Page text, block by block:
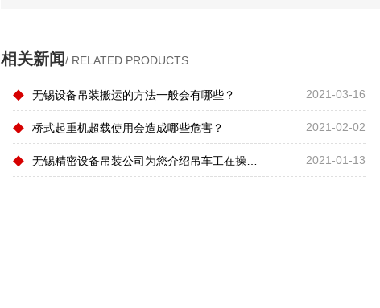
相关新闻/ RELATED PRODUCTS
◆ 无锡设备吊装搬运的方法一般会有哪些？ 2021-03-16
◆ 桥式起重机超载使用会造成哪些危害？ 2021-02-02
◆ 无锡精密设备吊装公司为您介绍吊车工在操作的时都有哪些要求？ 2021-01-13